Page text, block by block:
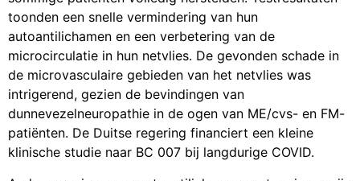
toonden een snelle vermindering van hun
autoantilichamen en een verbetering van de
microcirculatie in hun netvlies. De gevonden schade in
de microvasculaire gebieden van het netvlies was
intrigerend, gezien de bevindingen van
dunnevezelneuropathie in de ogen van ME/cvs- en FM-
patiënten. De Duitse regering financiert een kleine
klinische studie naar BC 007 bij langdurige COVID.